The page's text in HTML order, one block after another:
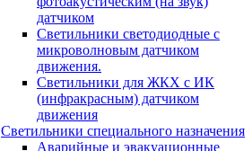
датчиком
Светильники светодиодные с
микроволновым датчиком
движения.
Светильники для ЖКХ с ИК
(инфракрасным) датчиком
движения
Светильники специального назначения
Аварийные и эвакуационные